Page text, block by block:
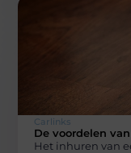
Carlinks
De voordelen
Het inhuren van